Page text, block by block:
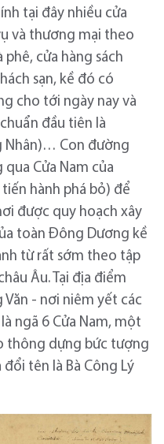
tại đây nhiều cửa
và thương mại theo
phê, cửa hàng sách
sạn, kề đó có
cho tới ngày nay và
đầu tiên là
Nhân)… Con đường
Cửa Nam của
hành phá bỏ) để
được quy hoạch xây
toàn Đông Dương kề
từ rất sớm theo tập
Âu. Tại địa điểm
- nơi niêm yết các
ngã 6 Cửa Nam, một
thông dựng bức tượng
đổi tên là Bà Công Lý